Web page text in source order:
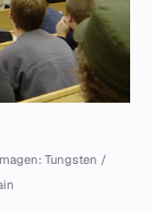
Tungsten /